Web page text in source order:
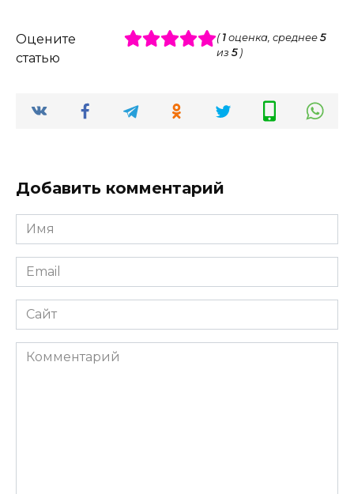
Оцените
статью
( 1оценка, среднее 5
из 5)
Добавить комментарий
Имя
*
Email
*
Сайт
Комментарий